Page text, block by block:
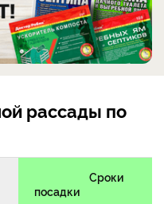
рассады по
Сроки
посадки